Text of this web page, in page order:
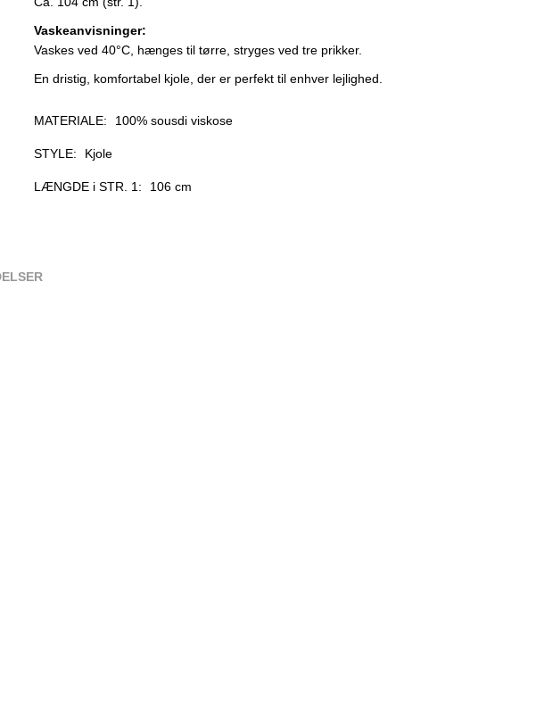
Vaskeanvisninger:
Vaskes ved 40°C, hænges til tørre, stryges ved tre prikker.
En dristig, komfortabel kjole, der er perfekt til enhver lejlighed.
MATERIALE: 100% sousdi viskose
STYLE: Kjole
LÆNGDE i STR. 1: 106 cm